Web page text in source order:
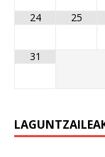
24 25
31